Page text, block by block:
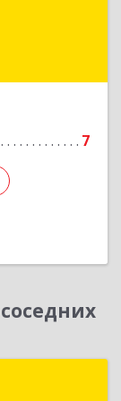
7
Подробнее